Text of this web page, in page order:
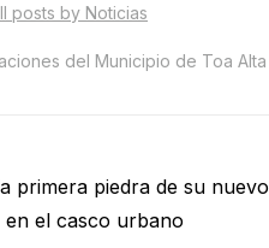
posts by Noticias
del Municipio de Toa Alta
primera piedra de su nuevo
en el casco urbano